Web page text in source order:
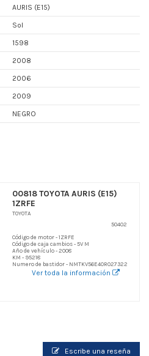
AURIS (E15)
Sol
1598
2008
2006
2009
NEGRO
00818 TOYOTA AURIS (E15)
1ZRFE
TOYOTA
50402
Código de motor - 1ZRFE
Código de caja cambios - 5V M
Año de vehículo - 2008
KM - 95218
Numero de bastidor - NMTKV56E40R027322
Ver toda la información
Escribe una reseña